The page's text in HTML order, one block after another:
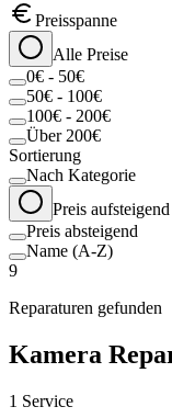
Preisspanne
Alle Preise
0€ - 50€
50€ - 100€
100€ - 200€
Über 200€
Sortierung
Nach Kategorie
Preis aufsteigend
Preis absteigend
Name (A-Z)
9
Reparaturen gefunden
Kamera
1 Service